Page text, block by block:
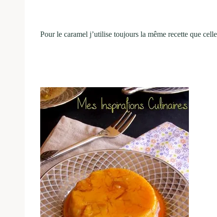
Pour le caramel j’utilise toujours la même recette que